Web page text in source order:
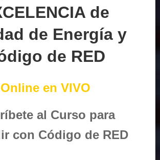
de
de Energía y
de RED
Online en VIVO
al Curso para
con Código de RED